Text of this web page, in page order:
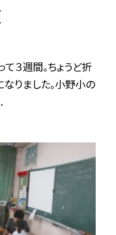
３週間。ちょうど折
りました。小野小の